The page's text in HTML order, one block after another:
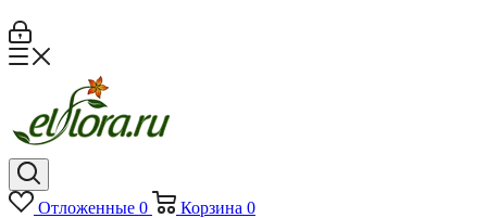
Отложенные 0 Корзина 0